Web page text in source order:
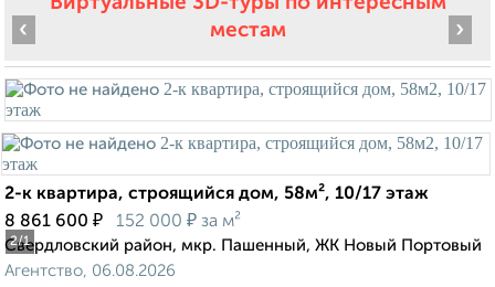
местам
2/1
‹ ›
2-к квартира, строящийся дом, 58м², 10/17 этаж
8 861 600 ₽ 152 000 ₽ за м²
Свердловский район, мкр. Пашенный, ЖК Новый Портовый
Агентство, 06.08.2026